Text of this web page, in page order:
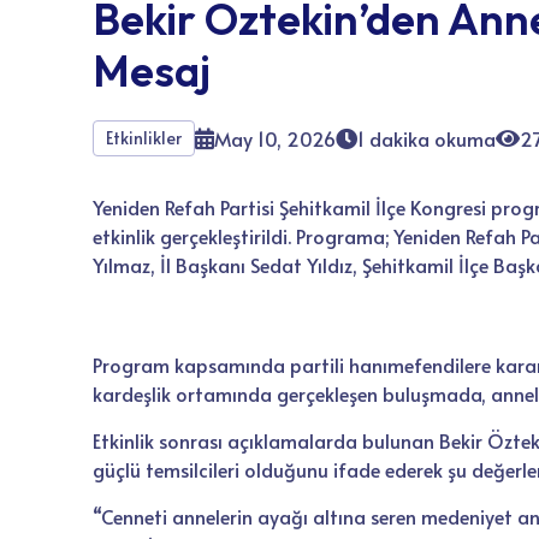
Mesaj
Etkinlikler
Yeniden Refah Partisi Şehitkamil İlçe Kongresi
etkinlik gerçekleştirildi. Programa; Yeniden Refah
Yılmaz, İl Başkanı Sedat Yıldız, Şehitkamil İlçe
kardeşlik ortamında gerçekleşen buluşmada,
Etkinlik sonrası açıklamalarda bulunan Bekir
güçlü temsilcileri olduğunu ifade ederek şu
“Cenneti annelerin ayağı altına seren medeniyet
fedakârlık gösteren tüm annelerimizin Anneler